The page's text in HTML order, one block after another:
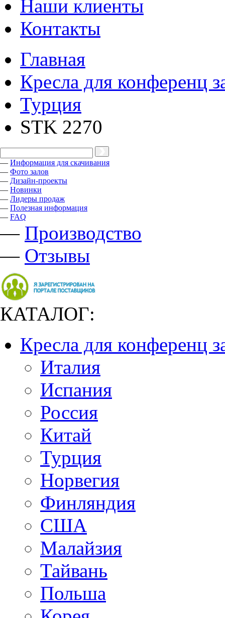
Наши клиенты
Контакты
Главная
Кресла для конференц
Турция
STK 2270
— Информация для скачивания
— Фото залов
— Дизайн-проекты
— Новинки
— Лидеры продаж
— Полезная информация
— FAQ
— Производство
— Отзывы
КАТАЛОГ:
Кресла для конференц
Италия
Испания
Россия
Китай
Турция
Норвегия
Финляндия
США
Малайзия
Тайвань
Польша